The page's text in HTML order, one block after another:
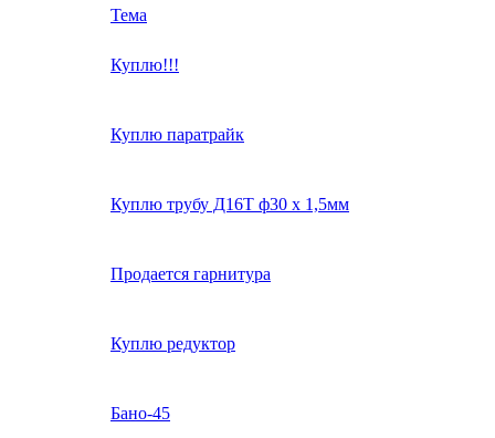
Тема
Куплю!!!
Куплю паратрайк
Куплю трубу Д16Т ф30 х 1,5мм
Продается гарнитура
Куплю редуктор
Бано-45